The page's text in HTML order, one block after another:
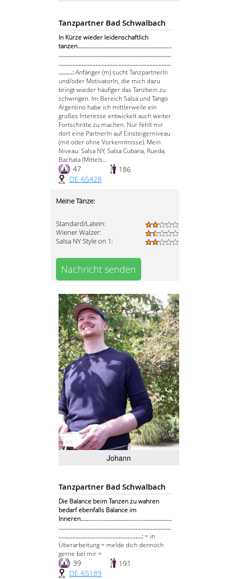
Tanzpartner Bad Schwalbach
In Kürze wieder leidenschaftlich
tanzen.............................................................
.........................................................................
.........................................................................
.........:Anfänger (m) sucht TanzpartnerIn
und/oder MotivatorIn, die mich dazu
bringt wieder häufiger das Tanzbein zu
schwingen. Im Bereich Salsa und Tango
Argentino habe ich mittlerweile ein
großes Interesse entwickelt auch weiter
Fortschritte zu machen. Nur fehlt mir
dort eine PartnerIn auf Einsteigerniveau
(mit oder ohne Vorkenntnisse). Mein
Niveau: Salsa NY, Salsa Cubana, Rueda,
Bachata (Mittels...
47
186
DE-65428
Meine Tänze:
Standard/Latein:
Wiener Walzer:
Salsa NY Style on 1:
Nachricht senden
Johann
Tanzpartner Bad Schwalbach
Die Balance beim Tanzen zu wahren
bedarf ebenfalls Balance im
Inneren...........................................................
.........................................................................
......................................................:= in
Überarbeitung = melde dich dennoch
gerne bei mir =
39
191
DE-65189